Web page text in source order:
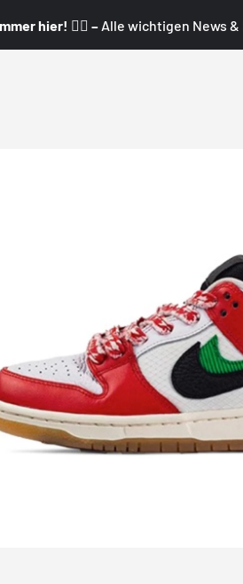
hier! 👇🏼 – Alle wichtigen News &